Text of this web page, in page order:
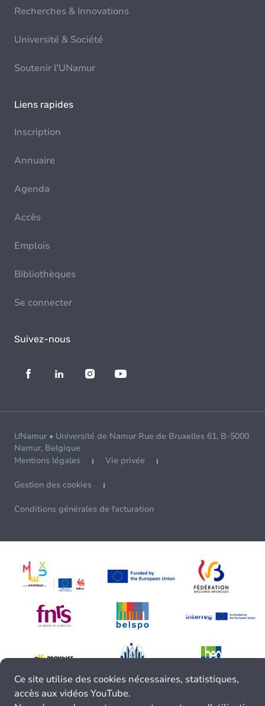
Recherches & Innovations
Université & Société
Soutenir l'UNamur
Liens rapides
Inscription
Annuaire
Agenda
Accès
Emplois
Bibliothèques
Se connecter
Suivez-nous
UNamur • Université de Namur Rue de Bruxelles 61, B-5000
Namur, Belgique
Mentions légales
Vie privée
Gestion des cookies
Conditions générales de facturation
Ce site utilise des cookies nécessaires, statistiques,
accès aux vidéos YouTube.